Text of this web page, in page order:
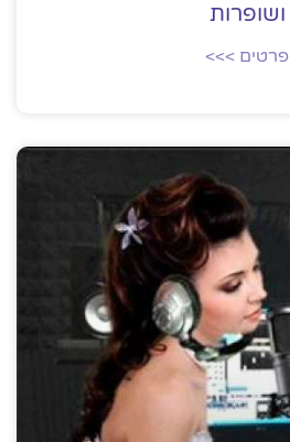
ושופרות
פרטים >>>